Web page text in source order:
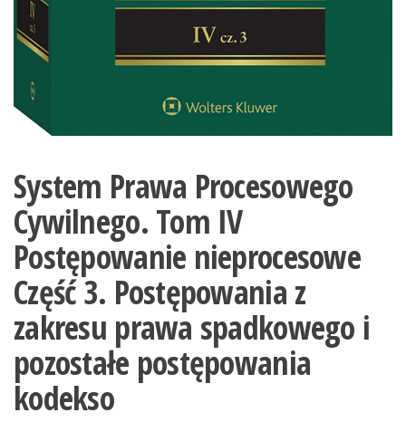
System Prawa Procesowego
Cywilnego. Tom IV
Postępowanie nieprocesowe
Część 3. Postępowania z
zakresu prawa spadkowego i
pozostałe postępowania
kodekso